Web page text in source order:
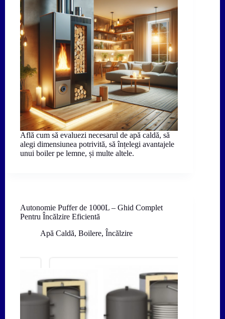
Află cum să evaluezi necesarul de apă caldă, să
alegi dimensiunea potrivită, să înțelegi avantajele
unui boiler pe lemne, și multe altele.
Autonomie Puffer de 1000L – Ghid Complet
Pentru Încălzire Eficientă
Apă Caldă, Boilere, Încălzire